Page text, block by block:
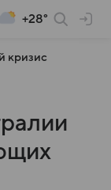
+28°
кризис